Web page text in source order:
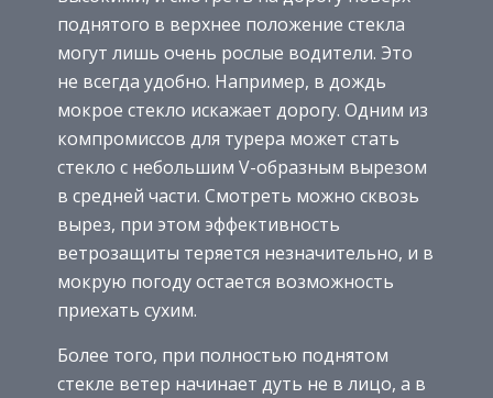
поднятого в верхнее положение стекла
могут лишь очень рослые водители. Это
не всегда удобно. Например, в дождь
мокрое стекло искажает дорогу. Одним из
компромиссов для турера может стать
стекло с небольшим V-образным вырезом
в средней части. Смотреть можно сквозь
вырез, при этом эффективность
ветрозащиты теряется незначительно, и в
мокрую погоду остается возможность
приехать сухим.
Более того, при полностью поднятом
стекле ветер начинает дуть не в лицо, а в